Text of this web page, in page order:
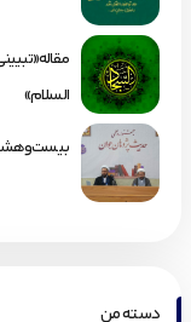
السلام»
دسته من